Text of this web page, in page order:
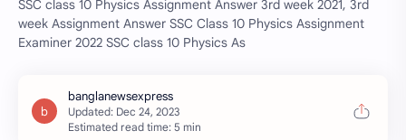
SSC class 10 Physics Assignment Answer 3rd week 2021, 3rd
week Assignment Answer SSC Class 10 Physics Assignment
Examiner 2022 SSC class 10 Physics As
Estimated read time: 5 min